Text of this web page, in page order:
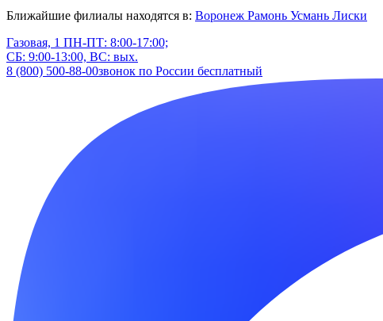
Ближайшие филиалы находятся в: Воронеж Рамонь Усмань Лиски
Газовая, 1 ПН-ПТ: 8:00-17:00;
СБ: 9:00-13:00, ВС: вых.
8 (800) 500-88-00звонок по России бесплатный